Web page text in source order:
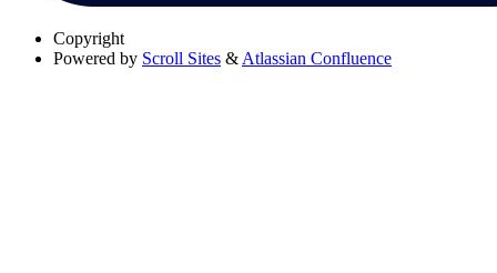
Copyright
Powered by Scroll Sites & Atlassian Confluence